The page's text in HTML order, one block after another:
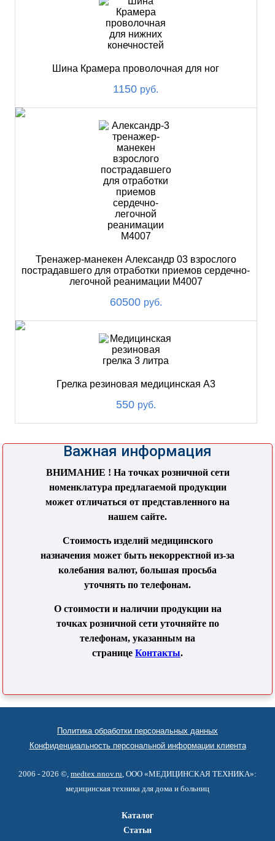
Шина Крамера проволочная для ног
1150 руб.
Тренажер-манекен Александр 03 взрослого
пострадавшего для отработки приемов сердечно-
легочной реанимации М4007
60500 руб.
Грелка резиновая медицинская А3
550 руб.
Важная информация
ВНИМАНИЕ ! На точках розничной сети
номенклатура предлагаемой продукции
может отличаться от представленного на
нашем сайте.
Стоимость изделий медицинского
назначения может быть некорректной из-за
колебания валют, большая просьба
уточнять по телефонам.
О стоимости и наличии продукции на
точках розничной сети уточняйте по
телефонам, указанным на
странице Контакты.
Политика обработки персональных данных
Конфиденциальность персональной информации клиента
2006 - 2026 ©, medtex.nnov.ru, ООО «МЕДИЦИНСКАЯ ТЕХНИКА»:
медицинская техника для дома и больниц
Каталог
Статьи